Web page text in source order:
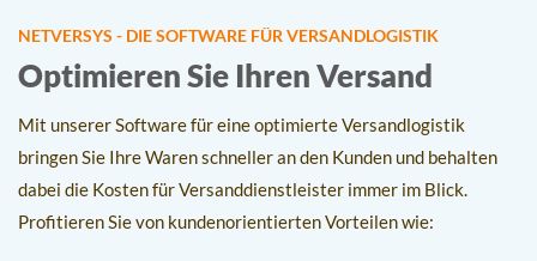
NETVERSYS - DIE SOFTWARE FÜR VERSANDLOGISTIK
Optimieren Sie Ihren Versand
Mit unserer Software für eine optimierte Versandlogistik
bringen Sie Ihre Waren schneller an den Kunden und behalten
dabei die Kosten für Versanddienstleister immer im Blick.
Profitieren Sie von kundenorientierten Vorteilen wie: